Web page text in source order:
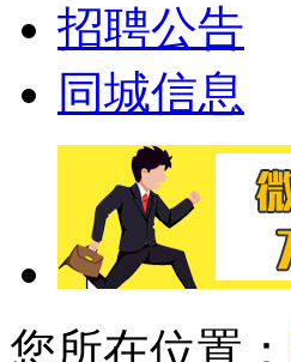
招聘公告
同城信息
您所在位置：